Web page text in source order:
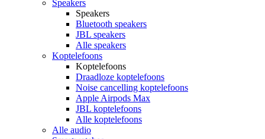
Speakers
Speakers
Bluetooth speakers
JBL speakers
Alle speakers
Koptelefoons
Koptelefoons
Draadloze koptelefoons
Noise cancelling koptelefoons
Apple Airpods Max
JBL koptelefoons
Alle koptelefoons
Alle audio